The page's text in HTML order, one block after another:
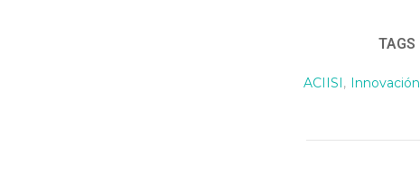
TAGS
ACIISI, Innovación